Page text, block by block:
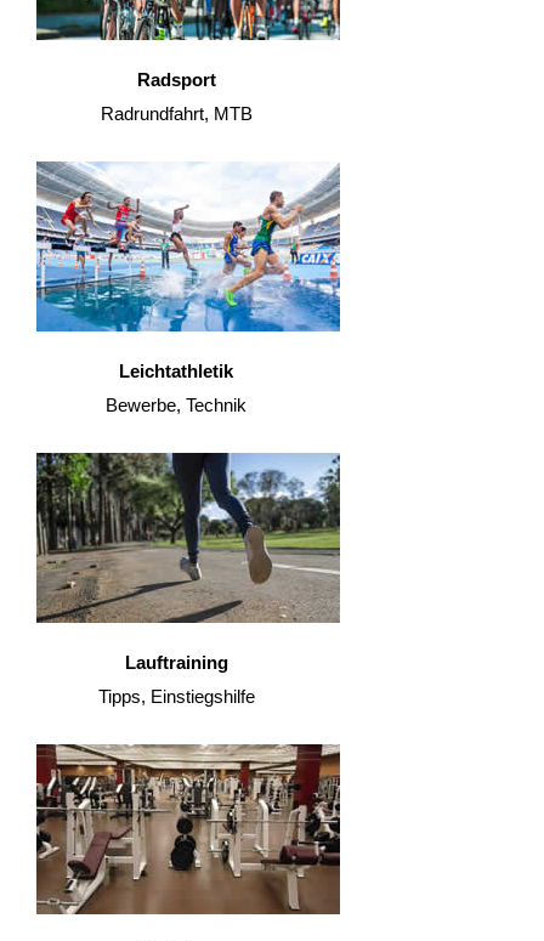
Radsport
Radrundfahrt, MTB
Leichtathletik
Bewerbe, Technik
Lauftraining
Tipps, Einstiegshilfe